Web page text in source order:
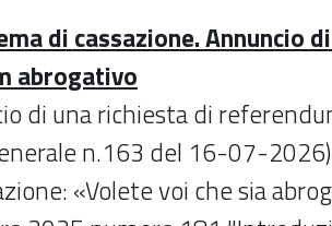
di cassazione. Annuncio
abrogativo
di una richiesta di
n.163 del 16-07-
«Volete voi che sia